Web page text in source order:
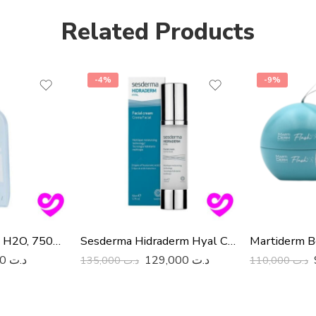
Related Products
Biolane Eau Pure H2O, 750ml
د.ت
-4%
Sesderma Hidraderm Hyal Creme 50Ml
د.ت135,000 د.ت
-9%
د.ت110,000